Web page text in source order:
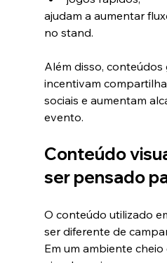
ajudam a aumentar
no stand.
Além disso, conteúdos
incentivam
sociais e aumentam
evento.
Conteúdo
ser pensado
O conteúdo utilizado
ser diferente de
Em um ambiente